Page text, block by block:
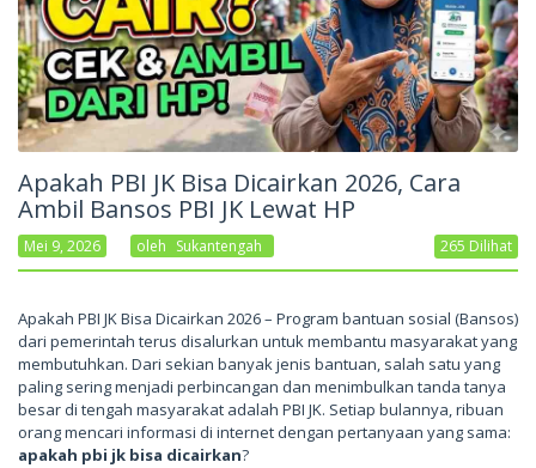
Apakah PBI JK Bisa Dicairkan 2026, Cara
Ambil Bansos PBI JK Lewat HP
Mei 9, 2026 Oleh Sukantengah 265 Dilihat
Apakah PBI JK Bisa Dicairkan 2026 – Program bantuan sosial (Bansos)
dari pemerintah terus disalurkan untuk membantu masyarakat yang
membutuhkan. Dari sekian banyak jenis bantuan, salah satu yang
paling sering menjadi perbincangan dan menimbulkan tanda tanya
besar di tengah masyarakat adalah PBI JK. Setiap bulannya, ribuan
orang mencari informasi di internet dengan pertanyaan yang sama:
apakah pbi jk bisa dicairkan?